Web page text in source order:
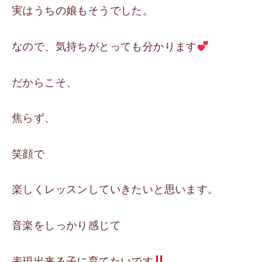
実はうちの娘もそうでした。
なので、気持ちがとっても分かります
だからこそ、
焦らず、
笑顔で
楽しくレッスンしていきたいと思います。
音楽をしっかり感じて